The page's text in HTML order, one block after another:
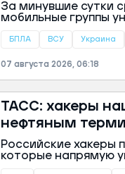
За минувшие сутки
мобильные группы
как они достигли
БПЛА ВСУ Украина
07 августа 2026, 06:18
ТАСС: хакеры
нефтяным
Российские хакеры
которые напрямую